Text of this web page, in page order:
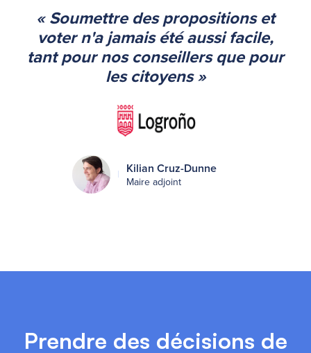
« Soumettre des propositions et
voter n'a jamais été aussi facile,
tant pour nos conseillers que pour
les citoyens »
Kilian Cruz-Dunne
Maire adjoint
Prendre des décisions de